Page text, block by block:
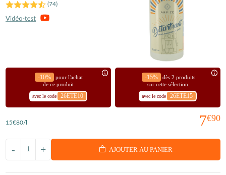
(74)
-10%
pour l'achat
de ce produit
avec le code 26ETE10
-15%
dès 2 produits
sur cette sélection
avec le code 26ETE15
7€90
15€80/l
+
- AJOUTER AU PANIER